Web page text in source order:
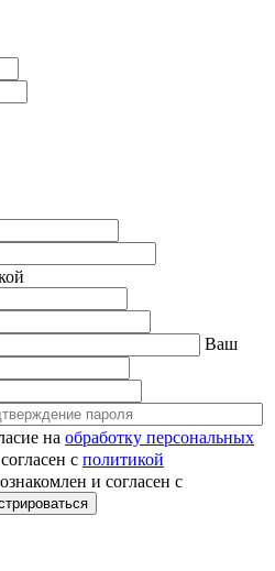
Ваш
на обработку персональных
с политикой
и согласен с